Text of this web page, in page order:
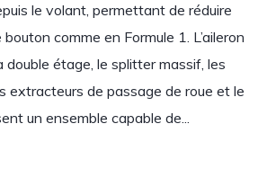
le volant, permettant de réduire
comme en Formule 1. L’aileron
double étage, le splitter massif, les
extracteurs de passage de roue et le
un ensemble capable de...